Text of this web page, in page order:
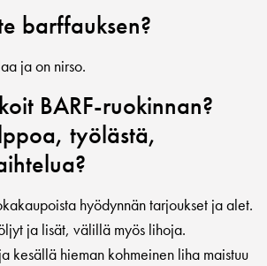
barffauksen?
ja on nirso.
BARF-ruokinnan?
työlästä,
hyödynnän tarjoukset ja alet.
ja lisät, välillä myös lihoja.
kesällä hieman kohmeinen liha maistuu